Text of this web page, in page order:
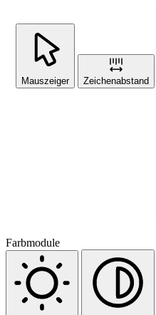
Mauszeiger Zeichenabstand
Farbmodule